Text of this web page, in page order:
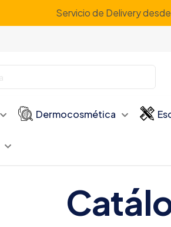
Servicio de Delivery
Dermocosmética